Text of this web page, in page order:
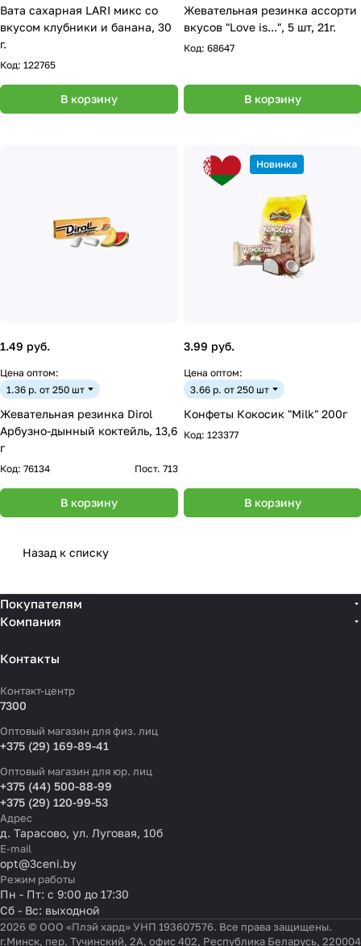
Вата сахарная LARI микс со
вкусом клубники и банана, 30
г.
Код: 122765
В корзину
Жевательная резинка ассорти
вкусов "Love is...", 5 шт, 21г.
Код: 68647
В корзину
1.49 руб.
Цена оптом:
1.36 р. от 250 шт
Жевательная резинка Dirol
Арбузно-дынный коктейль, 13,6
г
Код: 76134 Пост. 713
В корзину
Новинка
3.99 руб.
Цена оптом:
3.66 р. от 250 шт
Конфеты Кокосик "Milk" 200г
Код: 123377
В корзину
Назад к списку
Покупателям
Компания
Контакты
Контакт-центр
7300
Оптовый магазин для физ. лиц
+375 (29) 169-89-41
Оптовый магазин для юр. лиц
+375 (44) 500-88-99
+375 (29) 120-99-53
Адрес
д. Тарасово, ул. Луговая, 10б
E-mail
opt@3ceni.by
Режим работы
Пн - Пт: с 9:00 до 17:30
Сб - Вс: выходной
2026 © ООО «Плэй хард» УНП 193607576. Все права защищены.
г.Минск, пер. Тучинский, 2А, офис 402, Республика Беларусь, 220004